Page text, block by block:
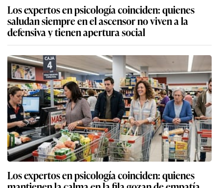
Los expertos en psicología coinciden: quienes
saludan siempre en el ascensor no viven a la
defensiva y tienen apertura social
Los expertos en psicología coinciden: quienes